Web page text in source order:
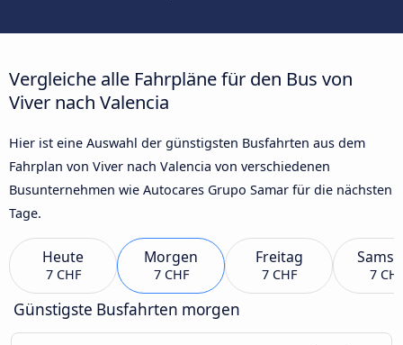
Vergleiche alle Fahrpläne für den Bus von
Viver nach Valencia
Hier ist eine Auswahl der günstigsten Busfahrten aus dem
Fahrplan von Viver nach Valencia von verschiedenen
Busunternehmen wie Autocares Grupo Samar für die nächsten
Tage.
Heute
7 CHF
Morgen
7 CHF
Freitag
7 CHF 7
Günstigste Busfahrten morgen